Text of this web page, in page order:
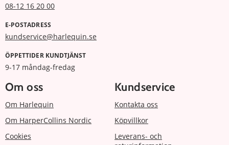
08-12 16 20 00
E-POSTADRESS
kundservice@harlequin.se
ÖPPETTIDER KUNDTJÄNST
9-17 måndag-fredag
Om oss
Om Harlequin
Om HarperCollins Nordic
Cookies
Kundservice
Kontakta oss
Köpvillkor
Leverans- och